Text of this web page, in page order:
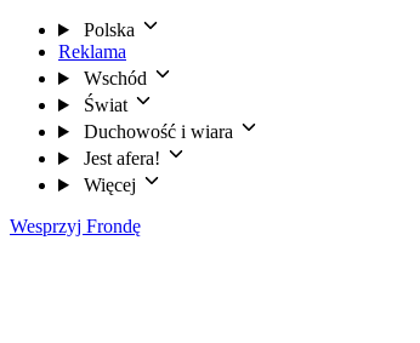
Polska
Reklama
Wschód
Świat
Duchowość i wiara
Jest afera!
Więcej
Wesprzyj Frondę